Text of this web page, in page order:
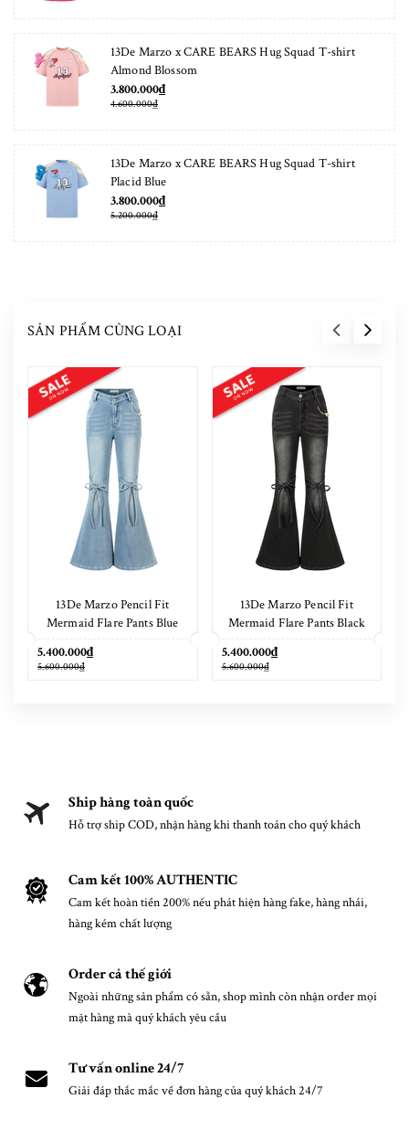
13De Marzo x CARE BEARS Hug Squad T-shirt
Almond Blossom
3.800.000₫
4.600.000₫
13De Marzo x CARE BEARS Hug Squad T-shirt
Placid Blue
3.800.000₫
5.200.000₫
SẢN PHẨM CÙNG LOẠI
13De Marzo Pencil Fit
Mermaid Flare Pants Blue
5.400.000₫
5.600.000₫
13De Marzo Pencil Fit
Mermaid Flare Pants Black
5.400.000₫
5.600.000₫
Ship hàng toàn quốc
Hỗ trợ ship COD, nhận hàng khi thanh toán cho quý khách
Cam kết 100% AUTHENTIC
Cam kết hoàn tiền 200% nếu phát hiện hàng fake, hàng nhái,
hàng kém chất lượng
Order cả thế giới
Ngoài những sản phẩm có sẵn, shop mình còn nhận order mọi
mặt hàng mà quý khách yêu cầu
Tư vấn online 24/7
Giải đáp thắc mắc về đơn hàng của quý khách 24/7